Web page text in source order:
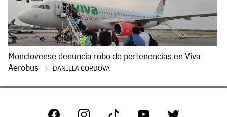
Monclovense denuncia robo de pertenencias en Viva
Aerobus
DANIELA CORDOVA